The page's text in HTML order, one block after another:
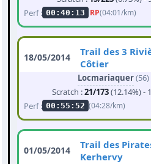
Perf : 00:40:13 RP(04:01/km)
18/05/2014
Trail des 3
Côtier
Locmariaquer(56)
Scratch :21/173(12.14%) -
Perf : 00:55:52 (04:28/km)
01/05/2014
Trail des
Kerhervy